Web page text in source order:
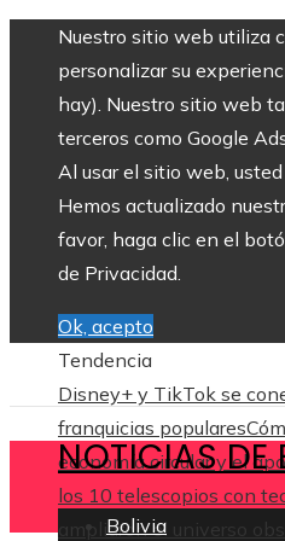
Nuestro sitio web utiliza
personalizar su
hay). Nuestro sitio web
terceros como Google
Al usar el sitio web,
Hemos actualizado
favor, haga clic en el
de Privacidad.
Ok, acepto
Tendencia
Disney+ y TikTok se
franquicias populares
economía circular y el
los 10 telescopios con
ampliaron el universo
NOTICIAS DE
Bolivia